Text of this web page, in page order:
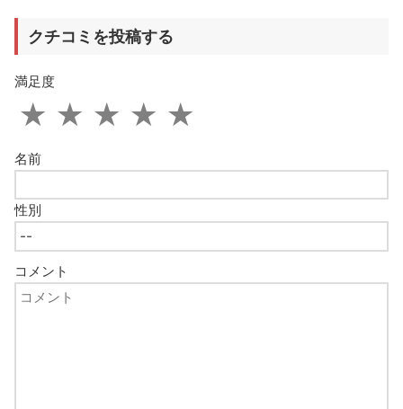
クチコミを投稿する
コメント
名前
性別
満足度
★
★
★
★
★